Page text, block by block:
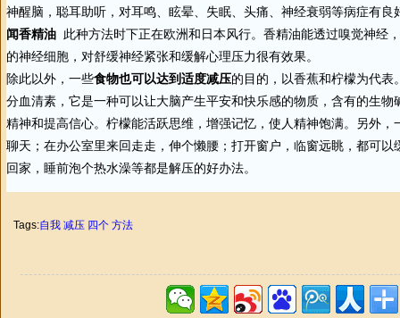
神醒脑，聪耳助听，对耳鸣、眩晕、失眠、头痛、神经衰弱等病症有良
闻香精油 此种方法时下正在欧洲和日本风行。香精油能透过嗅觉神经
的神经细胞，对舒缓神经紧张和缓解心理压力很有效果。
除此以外，一些食物也可以达到适度减压的目的，以香蕉和柠檬为代
分血清素，它是一种可以让大脑产生平安和快乐感的物质，含有的生物
精神和提高信心。柠檬能活跃思维，增强记忆，使人精神饱满。另外，
聊天；在办公室里来回走走，伸个懒腰；打开窗户，临窗远眺，都可以
回家，睡前泡个热水澡等都是解压的好办法。
Tags:自我 减压 四个 方法